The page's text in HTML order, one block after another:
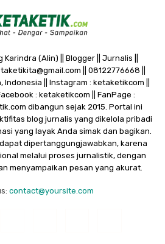
Karindra (Alin) || Blogger || Jurnalis ||
|| 08122776668 ||
Indonesia || Instagram : ketaketikcom ||
: ketaketikcom || FanPage :
dibangun sejak 2015. Portal ini
blog jurnalis yang dikelola pribadi
yang layak Anda simak dan bagikan.
dapat dipertanggungjawabkan, karena
melalui proses jurnalistik, dengan
menyampaikan pesan yang akurat.
contact@yoursite.com